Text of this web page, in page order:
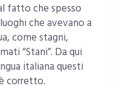
fatto che spesso
che avevano a
come stagni,
“Stani”. Da qui
italiana questi
corretto.